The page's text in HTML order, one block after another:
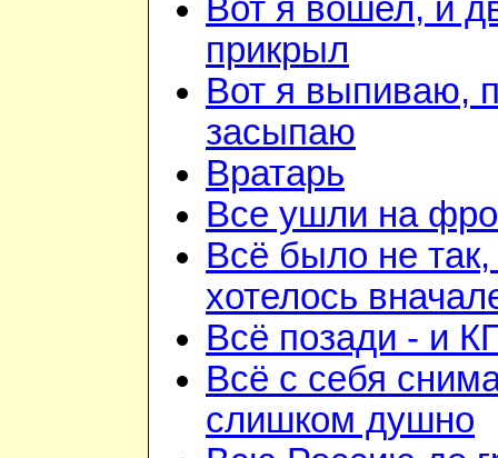
Вот я вошел, и
прикрыл
Вот я выпиваю,
засыпаю
Вратарь
Все ушли на
Всё было не так,
хотелось
Всё позади - и
Всё с себя
слишком душно